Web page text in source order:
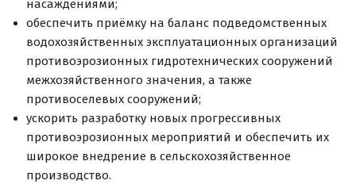
насаждениями;
обеспечить приёмку на баланс подведомственных
водохозяйственных эксплуатационных организаций
противоэрозионных гидротехнических сооружений
межхозяйственного значения, а также
противоселевых сооружений;
ускорить разработку новых прогрессивных
противоэрозионных мероприятий и обеспечить их
широкое внедрение в сельскохозяйственное
производство.